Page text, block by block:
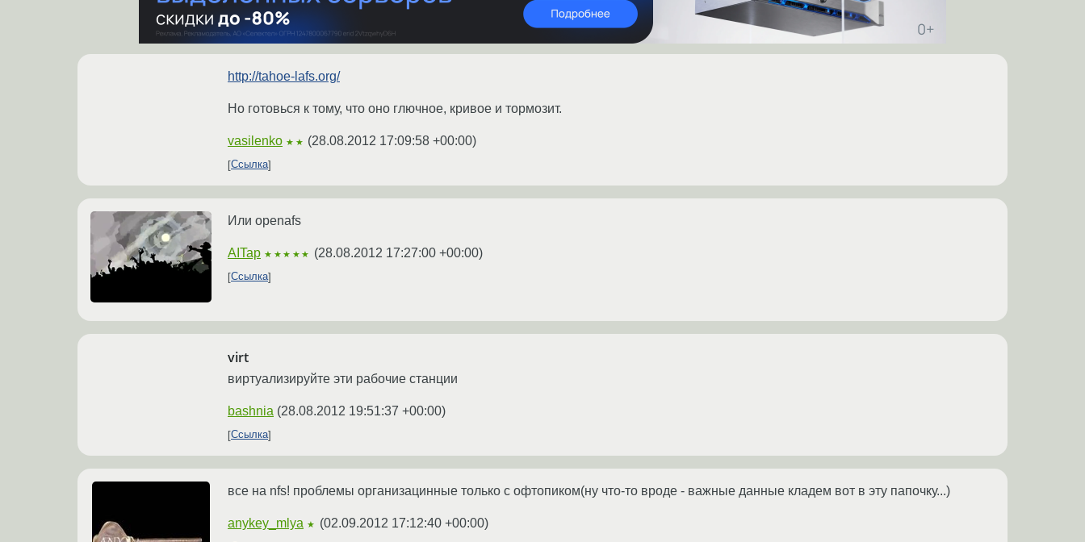
http://tahoe-lafs.org/
Но готовься к тому, что оно глючное, кривое и тормозит.
vasilenko ★★ (28.08.2012 17:09:58 +00:00)
Ссылка
Или openafs
AITap ★★★★★ (28.08.2012 17:27:00 +00:00)
Ссылка
virt
виртуализируйте эти рабочие станции
bashnia (28.08.2012 19:51:37 +00:00)
Ссылка
все на nfs! проблемы организацинные только с офтопиком(ну что-то вроде - важные данные кладем вот в эту папочку...)
anykey_mlya ★ (02.09.2012 17:12:40 +00:00)